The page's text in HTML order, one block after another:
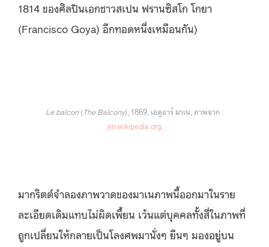
1814 ของศิลปินเอกชาวสเปน ฟรานซิสโก โกยา
(Francisco Goya) อีกทอดหนึ่งเหมือนกัน)
Le balcon (The Balcony), 1869, เอดูอาร์ มาเน, ภาพจาก :
en.wikipedia.org
มากริตต์จำลองภาพวาดของมาเนภาพนี้ออกมาในราย
ละเอียดเดิมแทบไม่ผิดเพี้ยน เว้นแต่บุคคลทั้งสี่ในภาพที่
ถูกเปลี่ยนให้กลายเป็นโลงศพมานั่งๆ ยืนๆ มองอยู่บน